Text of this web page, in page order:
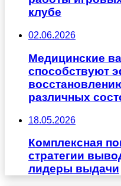
клубе
02.06.2026
Медицинские
способствуют
различных
18.05.2026
Комплексная
стратегии
лидеры выдачи